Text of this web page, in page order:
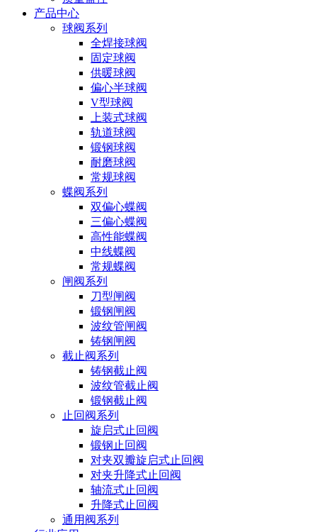
产品中心
球阀系列
全焊接球阀
固定球阀
供暖球阀
偏心半球阀
V型球阀
上装式球阀
轨道球阀
锻钢球阀
耐磨球阀
常规球阀
蝶阀系列
双偏心蝶阀
三偏心蝶阀
高性能蝶阀
中线蝶阀
常规蝶阀
闸阀系列
刀型闸阀
锻钢闸阀
波纹管闸阀
铸钢闸阀
截止阀系列
铸钢截止阀
波纹管截止阀
锻钢截止阀
止回阀系列
旋启式止回阀
锻钢止回阀
对夹双瓣旋启式止回阀
对夹升降式止回阀
轴流式止回阀
升降式止回阀
通用阀系列